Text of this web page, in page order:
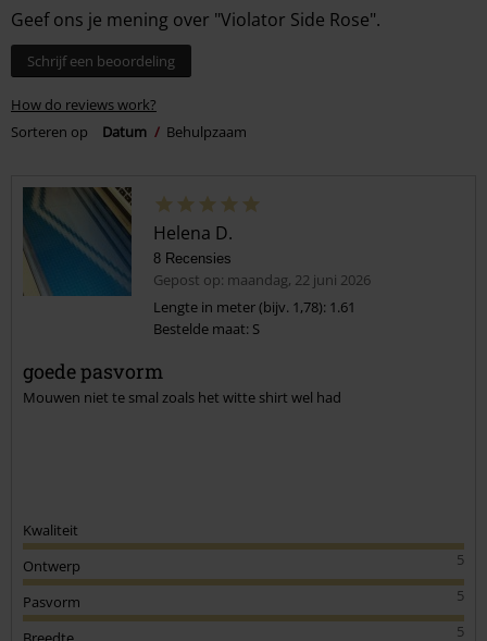
Geef ons je mening over "Violator Side Rose".
Schrijf een beoordeling
How do reviews work?
Sorteren op
Datum Behulpzaam
Helena D.
8 Recensies
Gepost op: maandag, 22 juni 2026
Lengte in meter (bijv. 1,78): 1.61
Bestelde maat: S
goede pasvorm
Mouwen niet te smal zoals het witte shirt wel had
Kwaliteit
5
Ontwerp
5
Pasvorm
5